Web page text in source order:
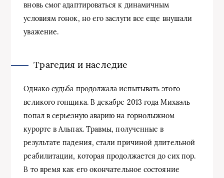
вновь смог адаптироваться к динамичным
условиям гонок, но его заслуги все еще внушали
уважение.
Трагедия и наследие
Однако судьба продолжала испытывать этого
великого гонщика. В декабре 2013 года Михаэль
попал в серьезную аварию на горнолыжном
курорте в Альпах. Травмы, полученные в
результате падения, стали причиной длительной
реабилитации, которая продолжается до сих пор.
В то время как его окончательное состояние